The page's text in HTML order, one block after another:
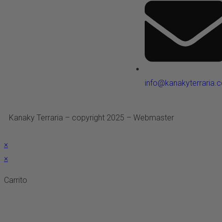
Kanaky Terraria – copyright 2025 – Webmaster
×
×
Carrito